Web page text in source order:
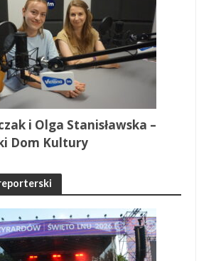
i Olga Stanisławska –
Dom Kultury